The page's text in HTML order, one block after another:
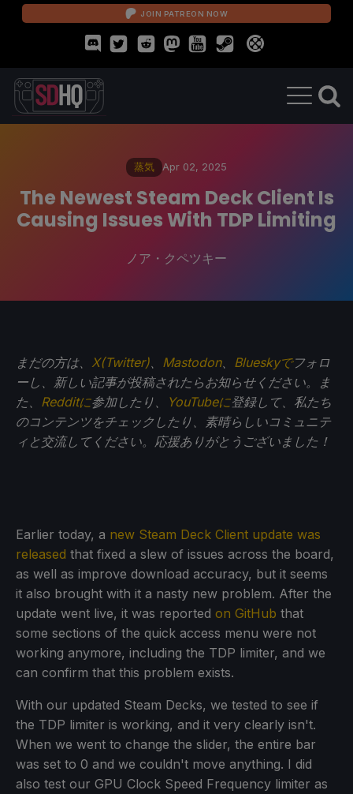
JOIN PATREON NOW
蒸気 Apr 02, 2025
The Newest Steam Deck Client Is
Causing Issues With TDP Limiting
ノア・クペツキー
まだの方は、 X(Twitter) Mastodon、 Blueskyでフォロ
ーし、新しい記事が投稿されたらお知らせください。ま
た、 Redditに参加したり、 YouTubeに登録して、私たち
のコンテンツをチェックしたり、素晴らしいコミュニテ
ィと交流してください。応援ありがとうございました！
Earlier today, a new Steam Deck Client update was
released that fixed a slew of issues across the board,
as well as improve download accuracy, but it seems
it also brought with it a nasty new problem. After the
update went live, it was reported on GitHub that
some sections of the quick access menu were not
working anymore, including the TDP limiter, and we
can confirm that this problem exists.
With our updated Steam Decks, we tested to see if
the TDP limiter is working, and it very clearly isn't.
When we went to change the slider, the entire bar
was set to 0 and we couldn't move anything. I did
also test our GPU Clock Speed Frequency limiter as